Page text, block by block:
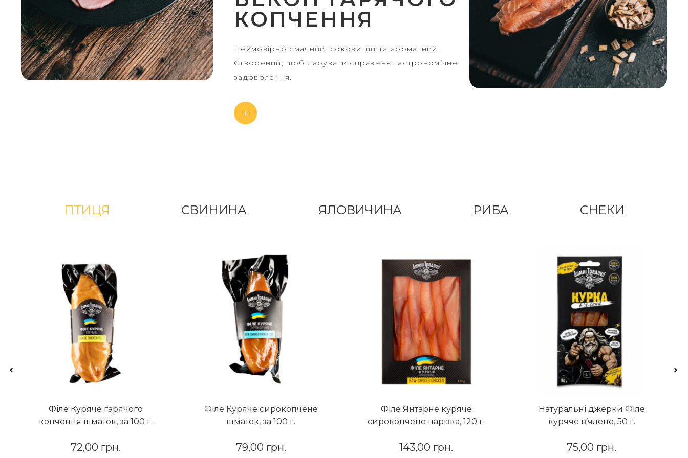
КОПЧЕННЯ
Неймовірно смачний, соковитий та ароматний.
Створений, щоб дарувати справжнє гастрономічне
задоволення.
+
ПТИЦЯ СВИНИНА ЯЛОВИЧИНА РИБА СНЕКИ
Філе Куряче гарячого
копчення шматок, за 100 г.
72,00 грн.
Філе Куряче сирокопчене
шматок, за 100 г.
79,00 грн.
Філе Янтарне куряче
сирокопчене нарізка, 120 г.
143,00 грн.
Натуральні джерки Філе
куряче в’ялене, 50 г.
75,00 грн.